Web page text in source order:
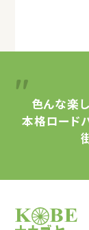
色んな楽
本格ロード
サイクルショップ